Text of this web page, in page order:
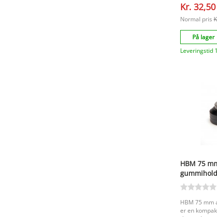
design Velegnet til præcis manuel boring Udført
med
Produktegenskaber Mærke:
mini
kode:
Kr. 32,50
Normal pris
På lager
Leveringstid
HBM 75
HBM 75 mm
er en